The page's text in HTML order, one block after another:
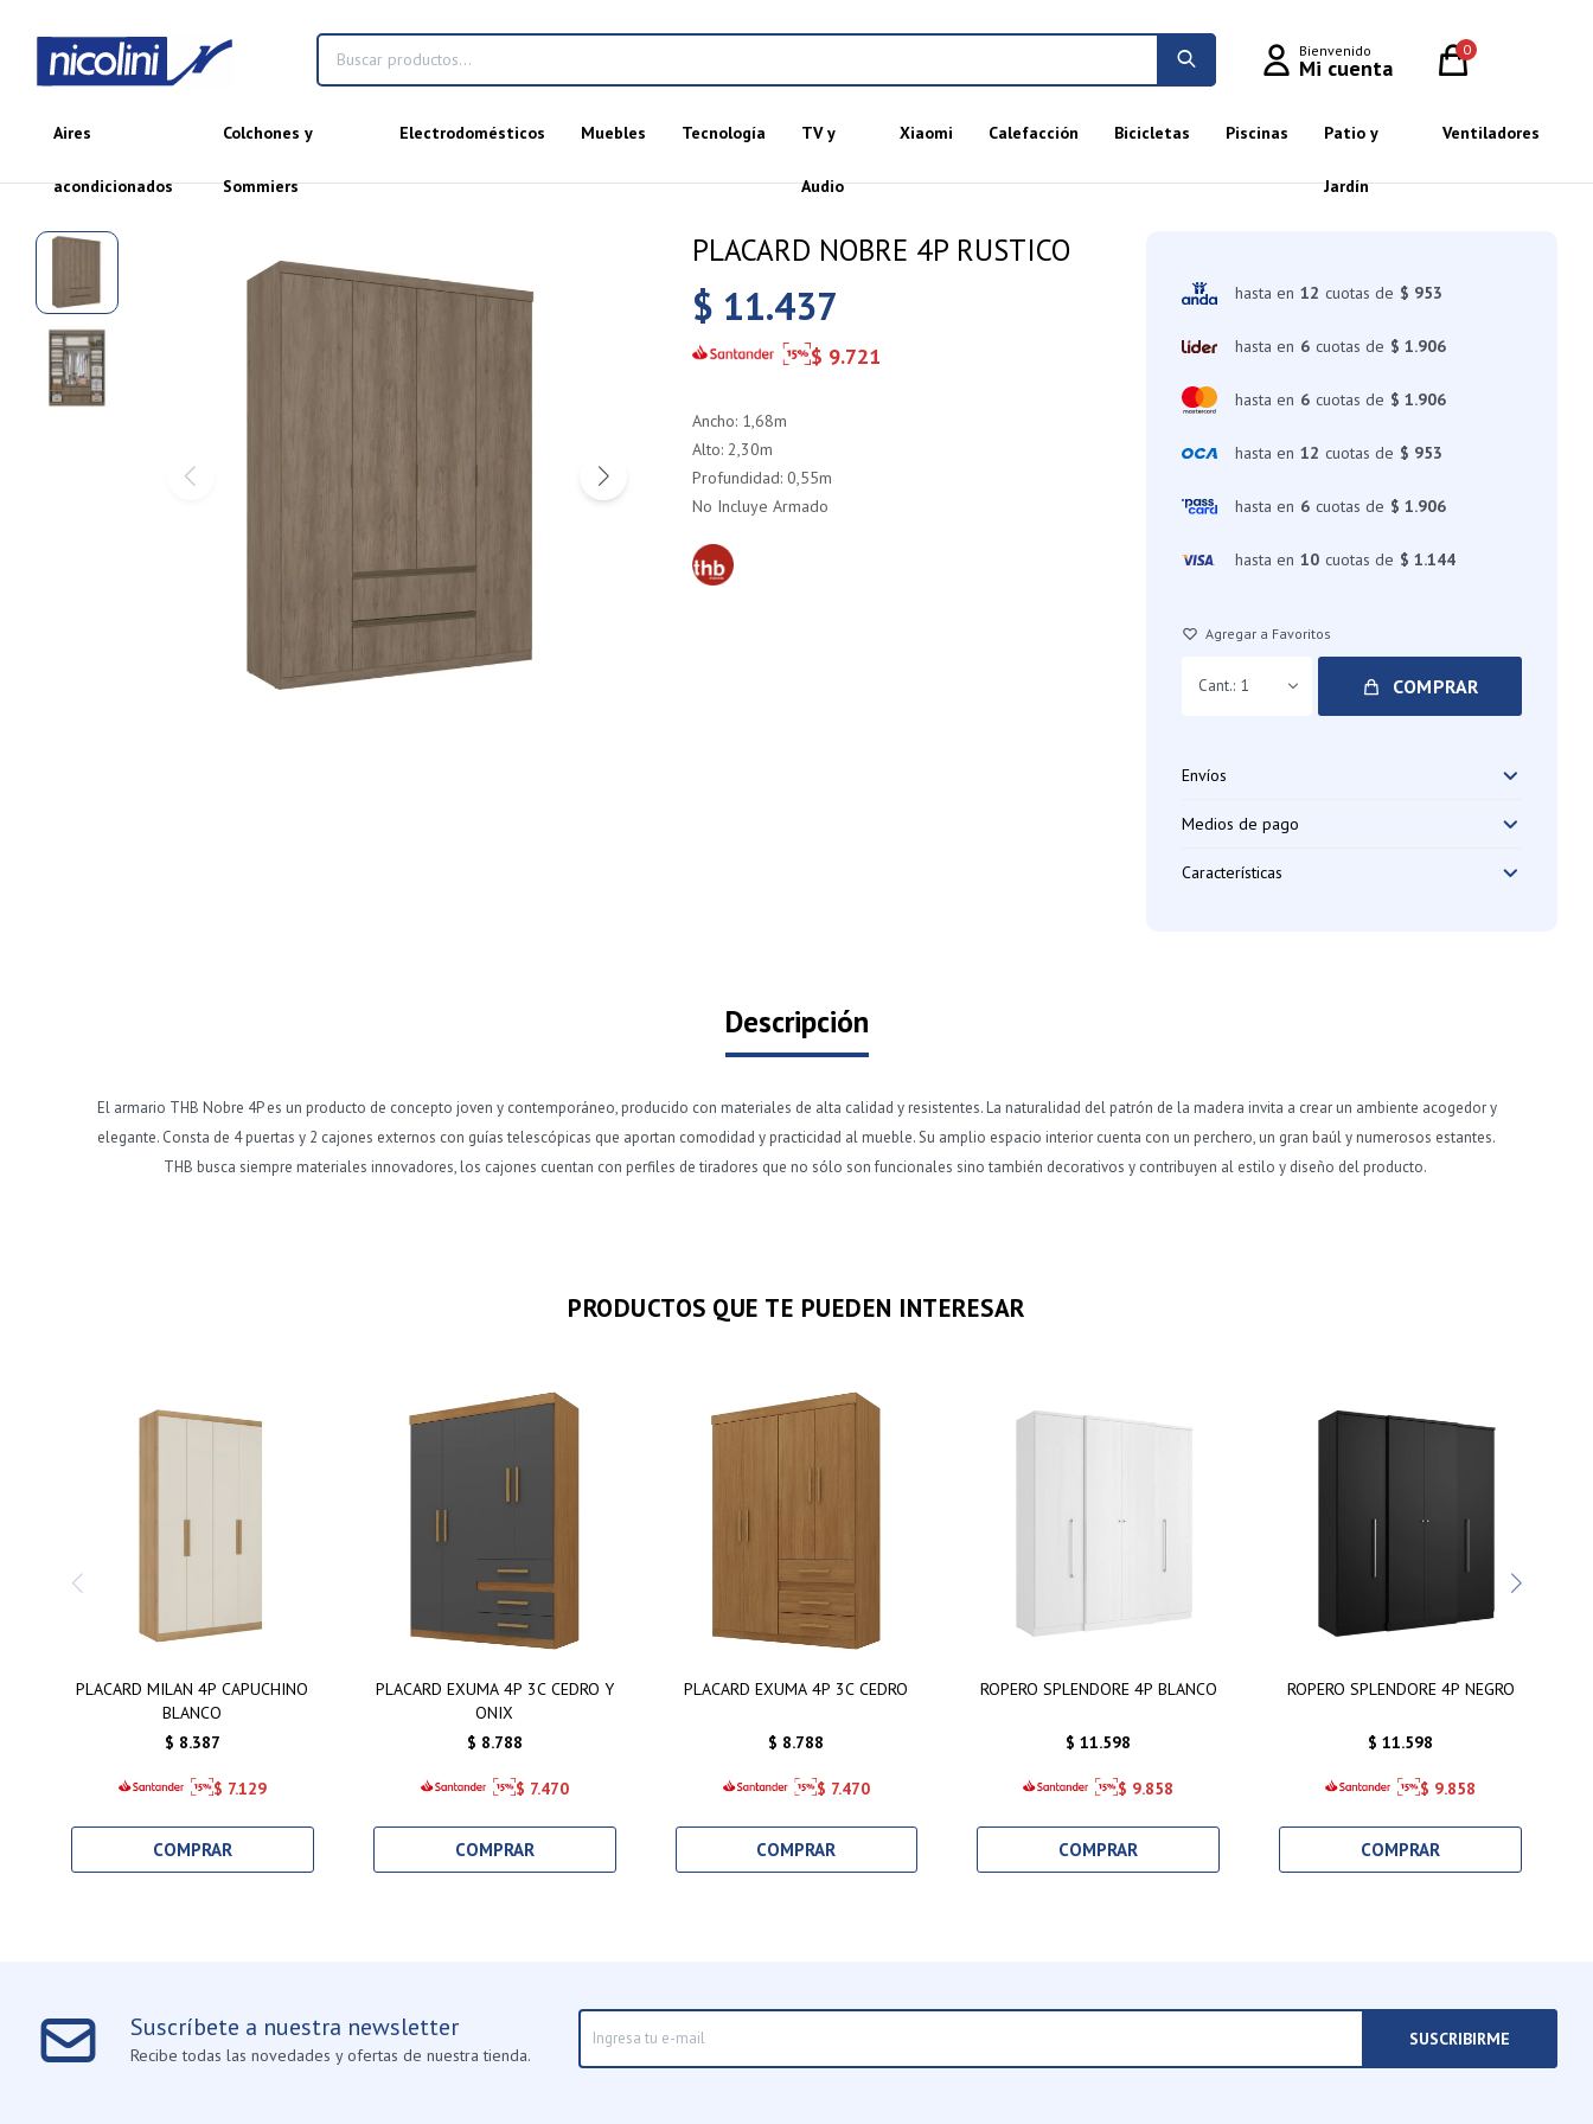
Aires
acondicionados
Colchones y
Sommiers
Electrodomésticos Muebles Tecnología TV y
Audio
Xiaomi Calefacción Bicicletas Piscinas Patio y
Jardín
Ventiladores
0
PLACARD NOBRE 4P RUSTICO
$ 11.437
$ 9.721
Ancho: 1,68m
Alto: 2,30m
Profundidad: 0,55m
No Incluye Armado
hasta en 12 cuotas de $ 953
hasta en 6 cuotas de $ 1.906
hasta en 6 cuotas de $ 1.906
hasta en 12 cuotas de $ 953
hasta en 6 cuotas de $ 1.906
hasta en 10 cuotas de $ 1.144
1 COMPRAR
Envíos
Medios de pago
Características
Descripción
El armario THB Nobre 4P es un producto de concepto joven y contemporáneo, producido con materiales de alta calidad y resistentes. La naturalidad del patrón de la madera invita a crear un ambiente acogedor y
elegante. Consta de 4 puertas y 2 cajones externos con guías telescópicas que aportan comodidad y practicidad al mueble. Su amplio espacio interior cuenta con un perchero, un gran baúl y numerosos estantes.
THB busca siempre materiales innovadores, los cajones cuentan con perfiles de tiradores que no sólo son funcionales sino también decorativos y contribuyen al estilo y diseño del producto.
PRODUCTOS QUE TE PUEDEN INTERESAR
PLACARD MILAN 4P CAPUCHINO
BLANCO
$ 8.387
$ 7.129
PLACARD EXUMA 4P 3C CEDRO Y
ONIX
$ 8.788
$ 7.470
PLACARD EXUMA 4P 3C CEDRO
$ 8.788
$ 7.470
ROPERO SPLENDORE 4P BLANCO
$ 11.598
$ 9.858
ROPERO SPLENDORE 4P NEGRO
$ 11.598
$ 9.858
Suscríbete a nuestra newsletter
Recibe todas las novedades y ofertas de nuestra tienda.
SUSCRIBIRME